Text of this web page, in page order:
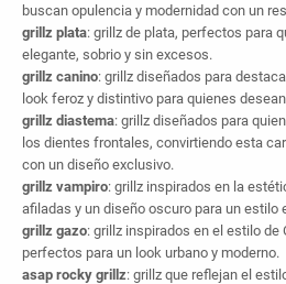
buscan opulencia y modernidad con un
grillz plata: grillz de plata, perfectos para
elegante, sobrio y sin excesos.
grillz canino: grillz diseñados para
look feroz y distintivo para quienes
grillz diastema: grillz diseñados para
los dientes frontales, convirtiendo esta
con un diseño exclusivo.
grillz vampiro: grillz inspirados en la
afiladas y un diseño oscuro para un estilo
grillz gazo: grillz inspirados en el estilo de
perfectos para un look urbano y moderno.
asap rocky grillz: grillz que reflejan el